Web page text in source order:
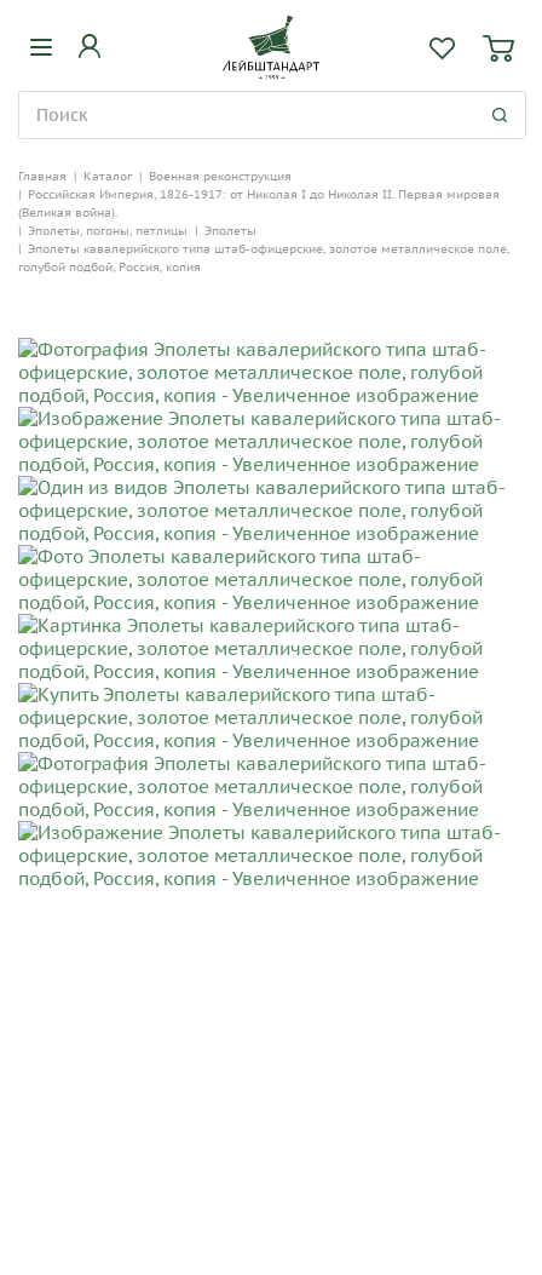
Главная | Каталог | Военная реконструкция
| Российская Империя, 1826-1917: от Николая I до Николая II. Первая мировая
(Великая война).
| Эполеты, погоны, петлицы | Эполеты
| Эполеты кавалерийского типа штаб-офицерские, золотое металлическое поле,
голубой подбой, Россия, копия